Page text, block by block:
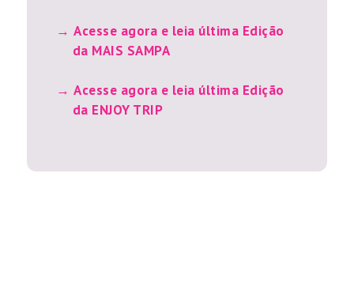
Acesse agora e leia última Edição
da MAIS SAMPA
Acesse agora e leia última Edição
da ENJOY TRIP